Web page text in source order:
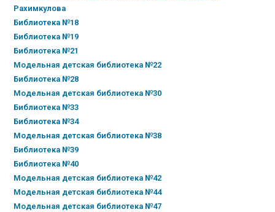
Рахимкулова
Библиотека №18
Библиотека №19
Библиотека №21
Модельная детская библиотека №22
Библиотека №28
Модельная детская библиотека №30
Библиотека №33
Библиотека №34
Модельная детская библиотека №38
Библиотека №39
Библиотека №40
Модельная детская библиотека №42
Модельная детская библиотека №44
Модельная детская библиотека №47